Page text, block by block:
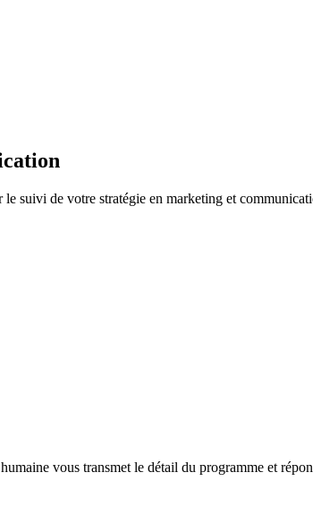
suivi de votre stratégie en marketing et
vous transmet le détail du programme et